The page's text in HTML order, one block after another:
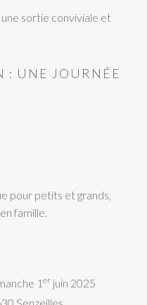
une sortie conviviale et
: UNE JOURNÉE
pour petits et grands,
famille.
1 er juin 2025